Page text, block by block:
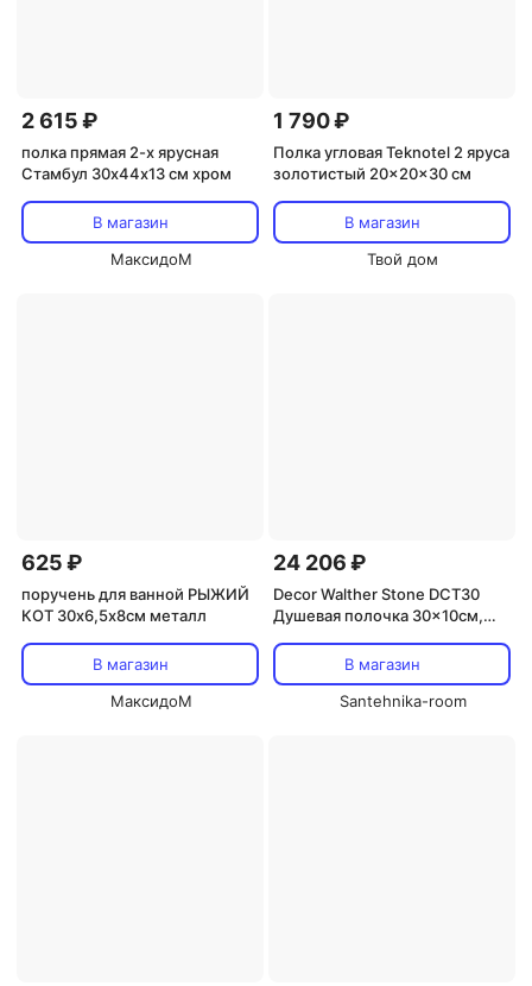
2 615 ₽
полка прямая 2-х ярусная
Стамбул 30х44х13 см хром
В магазин
МаксидоМ
1 790 ₽
Полка угловая Teknotel 2 яруса
золотистый 20x20x30 см
В магазин
Твой дом
625 ₽
поручень для ванной РЫЖИЙ
КОТ 30х6,5х8см металл
В магазин
МаксидоМ
24 206 ₽
Decor Walther Stone DCT30
Душевая полочка 30x10см,
В магазин
Santehnika-room